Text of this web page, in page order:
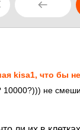
kisa1, что бы
10000?))) не